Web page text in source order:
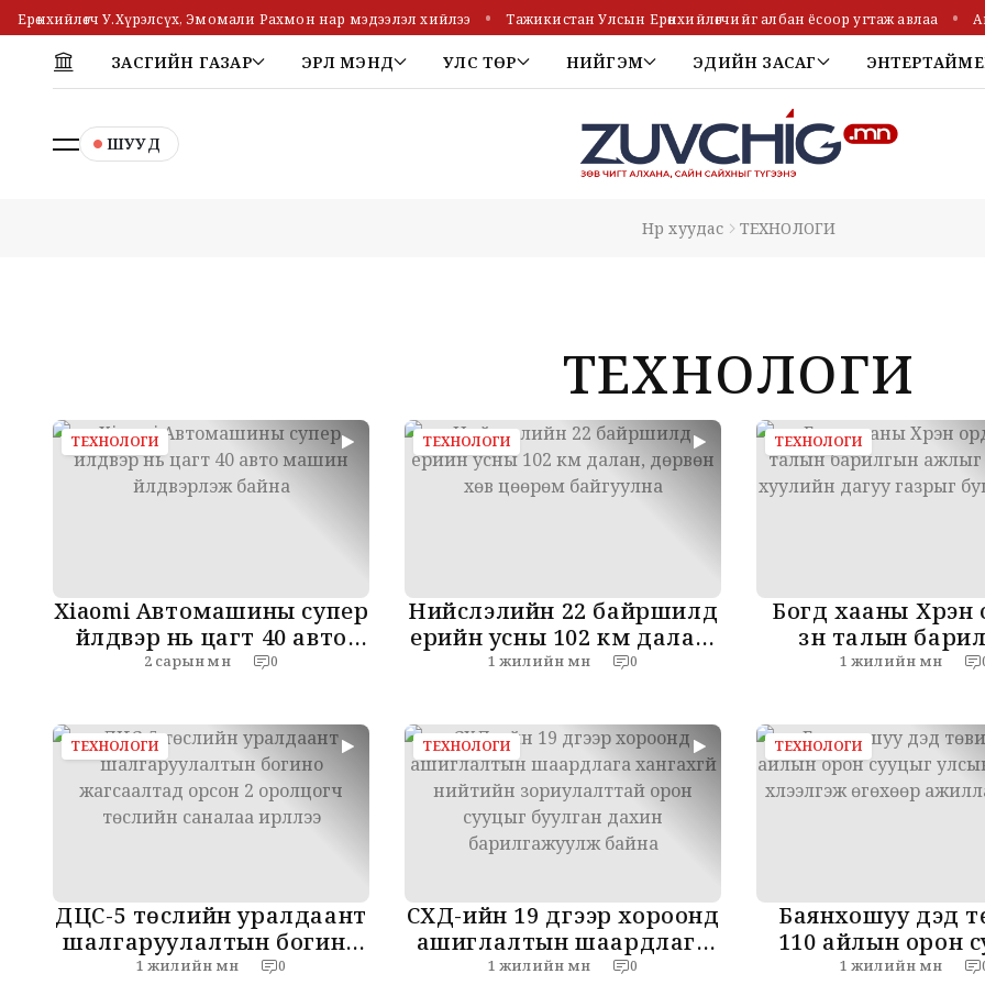
Ерөнхийлөгч У.Хүрэлсүх, Эмомали Рахмон нар мэдээлэл хийлээ Тажикистан Улсын Ерөнхийлөгчийг албан ёсоор угтаж авлаа
ЗАСГИЙН ГАЗАР ЭРҮҮЛ МЭНД УЛС ТӨР НИЙГЭМ ЭДИЙН ЗАСАГ
ШУУД
Нүүр хуудас ТЕХНОЛОГИ
ТЕХНОЛОГИ
ТЕХНОЛОГИ
Xiaomi Автомашины супер
үйлдвэр нь цагт 40 авто
машин үйлдвэрлэж байна
2 сарын өмнө 0
ТЕХНОЛОГИ
Нийслэлийн 22 байршилд
үерийн усны 102 км далан,
дөрвөн хөв цөөрөм
1 жилийн өмнө 0
ТЕХНОЛОГИ
Богд хааны
зүүн талын
ажлыг зогсоож,
1 жилийн өмнө
ТЕХНОЛОГИ
ДЦС-5 төслийн уралдаант
шалгаруулалтын богино
жагсаалтад орсон 2
1 жилийн өмнө 0
ТЕХНОЛОГИ
СХД-ийн 19 дүгээр хороонд
ашиглалтын шаардлага
хангахгүй нийтийн
1 жилийн өмнө 0
ТЕХНОЛОГИ
Баянхошуу дэд
110 айлын орон
улсын комисст
1 жилийн өмнө